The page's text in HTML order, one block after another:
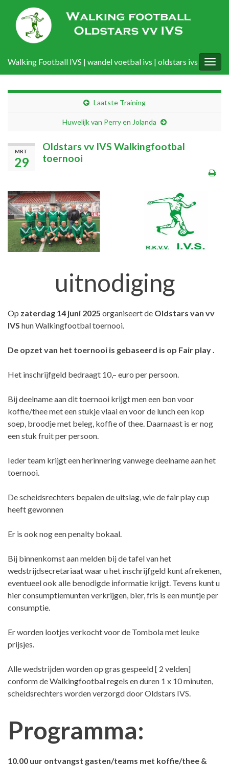
Walking Football IVS | wandel voetbal ivs | oldstars ivs
Laatste Training
Huwelijk van Perry en Jolanda
MRT
29
Oldstars vv IVS Walkingfootbal
toernooi
uitnodiging
Op zaterdag 14 juni 2025 organiseert de Oldstars van vv
IVS hun Walkingfootbal toernooi.
De opzet van het toernooi is gebaseerd is op Fair play .
Het inschrijfgeld bedraagt 10,– euro per persoon.
Bij deelname aan dit toernooi krijgt men een bon voor
koffie/thee met een stukje vlaai en voor de lunch een kop
soep, broodje met beleg, koffie of thee. Daarnaast is er nog
een stuk fruit per persoon.
Ieder team krijgt een herinnering vanwege deelname aan het
toernooi.
De scheidsrechters bepalen de uitslag, wie de fair play cup
heeft gewonnen
Er is ook nog een penalty bokaal.
Bij binnenkomst aan melden bij de tafel van het
wedstrijdsecretariaat waar u het inschrijfgeld kunt afrekenen,
eventueel ook alle benodigde informatie krijgt. Tevens kunt u
hier consumptiemunten verkrijgen, bier, fris is een muntje per
consumptie.
Er worden lootjes verkocht voor de Tombola met leuke
prijsjes.
Alle wedstrijden worden op gras gespeeld [ 2 velden]
conform de Walkingfootbal regels en duren 1 x 10 minuten,
scheidsrechters worden verzorgd door Oldstars IVS.
Programma:
10.00 uur ontvangst gasten/teams met koffie/thee &